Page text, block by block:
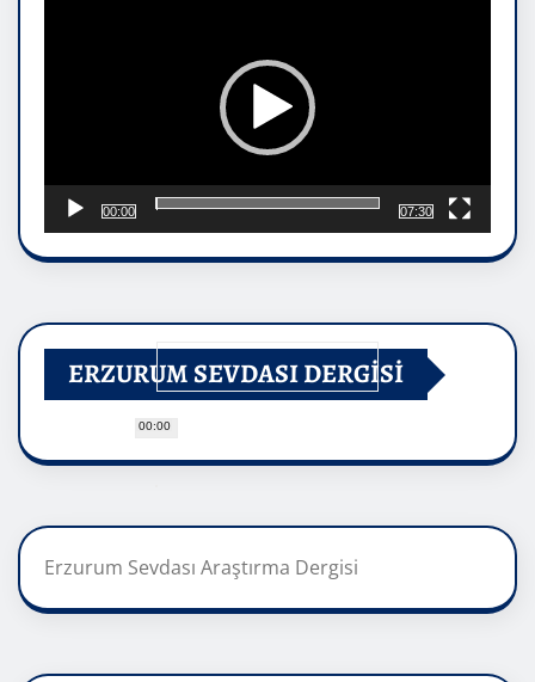
00:00
00:00
07:30
ERZURUM SEVDASI DERGİSİ
Erzurum Sevdası Araştırma Dergisi